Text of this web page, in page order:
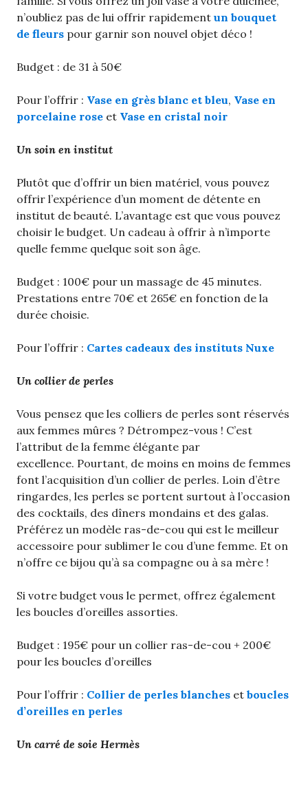
n’oubliez pas de lui offrir rapidementun bouquet
de fleurs pour garnir son nouvel objet déco !
Budget : de 31 à 50€
Pour l’offrir : Vase en grès blanc et bleu, Vase en
porcelaine rose et Vase en cristal noir
Un soin en institut
Plutôt que d’offrir un bien matériel, vous pouvez
offrir l’expérience d’un moment de détente en
institut de beauté. L’avantage est que vous pouvez
choisir le budget. Un cadeau à offrir à n’importe
quelle femme quelque soit son âge.
Budget : 100€ pour un massage de 45 minutes.
Prestations entre 70€ et 265€ en fonction de la
durée choisie.
Pour l’offrir : Cartes cadeaux des instituts Nuxe
Un collier de perles
Vous pensez que les colliers de perles sont réservés
aux femmes mûres ? Détrompez-vous ! C’est
l’attribut de la femme élégante par
excellence. Pourtant, de moins en moins de femmes
font l’acquisition d’un collier de perles. Loin d’être
ringardes, les perles se portent surtout à l’occasion
des cocktails, des dîners mondains et des galas.
Préférez un modèle ras-de-cou qui est le meilleur
accessoire pour sublimer le cou d’une femme. Et on
n’offre ce bijou qu’à sa compagne ou à sa mère !
Si votre budget vous le permet, offrez également
les boucles d’oreilles assorties.
Budget : 195€ pour un collier ras-de-cou + 200€
pour les boucles d’oreilles
Pour l’offrir : Collier de perles blanches et boucles
d’oreilles en perles
Un carré de soie Hermès